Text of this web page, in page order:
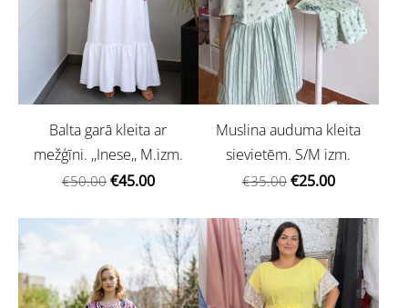
Balta garā kleita ar
mežģīni. ,,Inese,, M.izm.
€50.00 €45.00
Muslina auduma kleita
sievietēm. S/M izm.
€35.00 €25.00